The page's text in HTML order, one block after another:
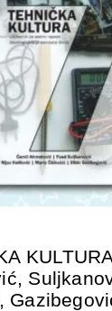
DODAJTE U